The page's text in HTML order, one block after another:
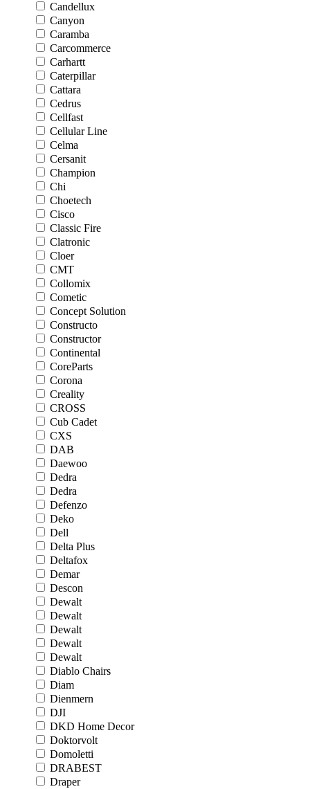
Candellux
Canyon
Caramba
Carcommerce
Carhartt
Caterpillar
Cattara
Cedrus
Cellfast
Cellular Line
Celma
Cersanit
Champion
Chi
Choetech
Cisco
Classic Fire
Clatronic
Cloer
CMT
Collomix
Cometic
Concept Solution
Constructo
Constructor
Continental
CoreParts
Corona
Creality
CROSS
Cub Cadet
CXS
DAB
Daewoo
Dedra
Dedra
Defenzo
Deko
Dell
Delta Plus
Deltafox
Demar
Descon
Dewalt
Dewalt
Dewalt
Dewalt
Dewalt
Diablo Chairs
Diam
Dienmern
DJI
DKD Home Decor
Doktorvolt
Domoletti
DRABEST
Draper